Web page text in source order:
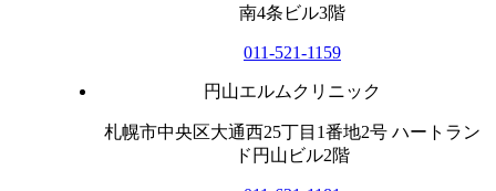
南4条ビル3階
011-521-1159
円山エルムクリニック
札幌市中央区大通西25丁目1番地2号 ハートラン
ド円山ビル2階